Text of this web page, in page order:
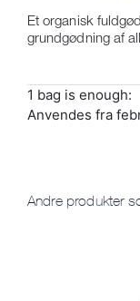
Et organisk
grundgødning af
1 bag is enough:
Anvendes fra
Andre produkter